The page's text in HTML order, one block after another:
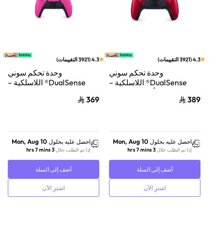
4.3
(
3921التقييمات)
وحدة تحكم سوني
DualSense® اللاسلكية –
389
احصل عليه بحلول Mon, Aug 10
إذا تم الطلب خلال3 hrs 7 mins
أضف إلى السلة
اشترِ الآن
4.3
(
3921التقييمات)
وحدة تحكم سوني
DualSense® اللاسلكية –
369
احصل عليه بحلول Mon, Aug 10
إذا تم الطلب خلال3 hrs 7 mins
أضف إلى السلة
اشترِ الآن